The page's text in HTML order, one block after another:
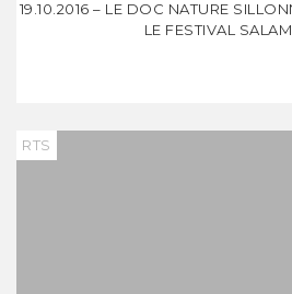
19.10.2016 – LE DOC NATURE
LE FESTIVAL
RTS